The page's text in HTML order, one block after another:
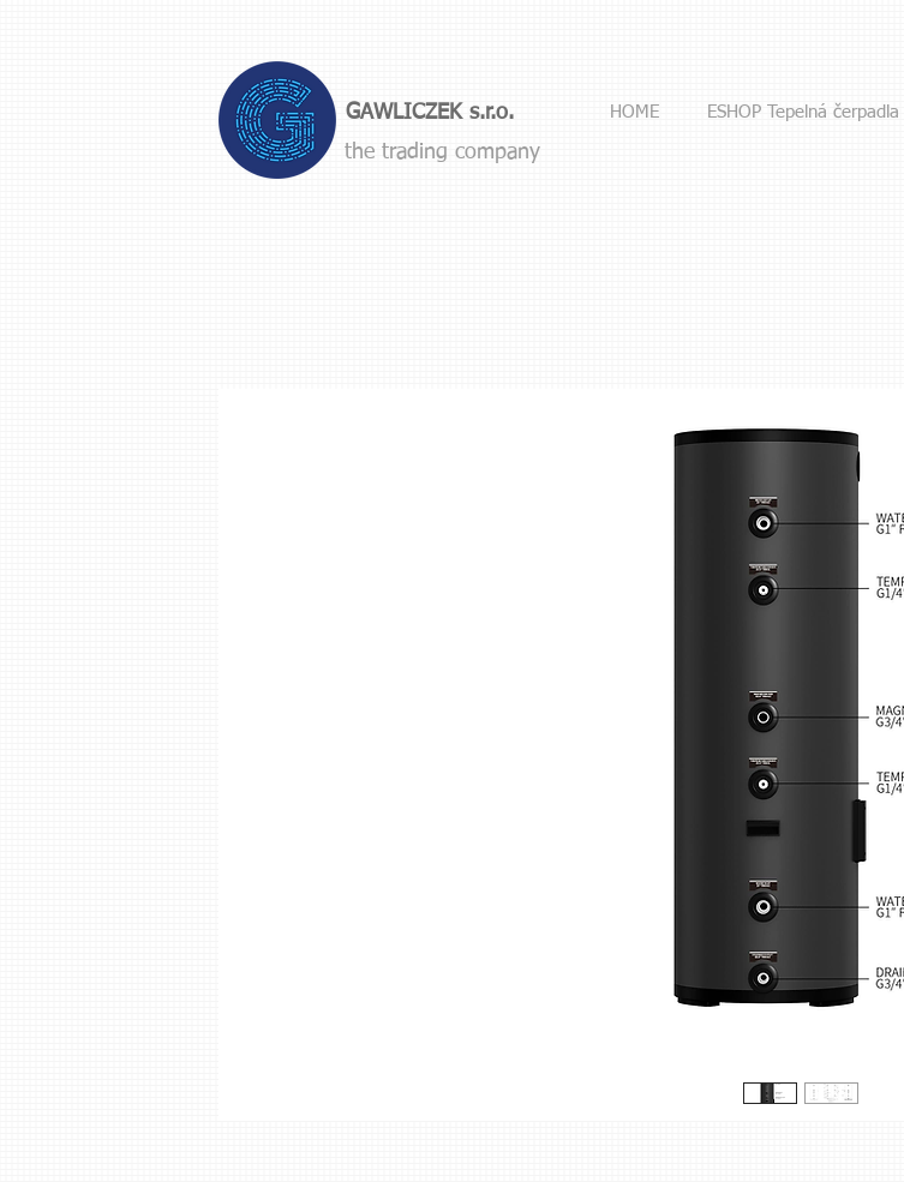
GAWLICZEK s.r.o. HOME ESHOP Tepelná čerpadla
the trading company